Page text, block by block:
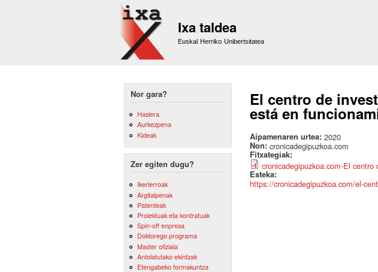
Ixa taldea
Euskal Herriko Unibertsitatea
Nor gara?
Hasiera
Aurkezpena
Kideak
Zer egiten dugu?
Ikerlerroak
Argitalpenak
Patenteak
Proiektuak eta kontratuak
Spin-off enpresa
Doktorego programa
Master ofiziala
Antolatutako ekintzak
Etengabeko formakuntza
El centro de
está en
Aipamenaren urtea: 2020
Non: cronicadegipuzkoa.com
Fitxategiak:
cronicadegipuzkoa.com-El
Esteka:
https://cronicadegipuzkoa.com/el-